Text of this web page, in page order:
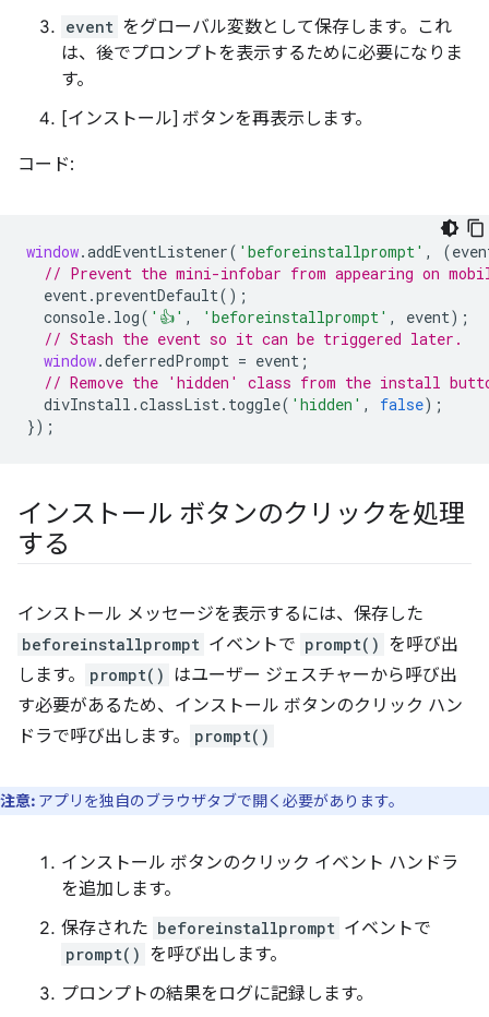
event をグローバル変数として保存します。これ
は、後でプロンプトを表示するために必要になりま
す。
[インストール] ボタンを再表示します。
コード:
window.addEventListener( 'beforeinstallprompt' , (
// Prevent the mini-infobar from appearing on
event.preventDefault();
console. log( '👍' , 'beforeinstallprompt' , event);
// Stash the event so it can be triggered later.
window.deferredPrompt = event ;
// Remove the 'hidden' class from the install
divInstall .classList. toggle( 'hidden' , false);
});
インストール ボタンのクリックを処理
する
インストール メッセージを表示するには、保存した
beforeinstallprompt イベントで prompt() を呼び出
します。
prompt() はユーザー ジェスチャーから呼び出
す必要があるため、インストール ボタンのクリック ハン
ドラで呼び出します。
prompt()
注意: アプリを独自のブラウザタブで開く必要があります。
インストール ボタンのクリック イベント ハンドラ
を追加します。
保存された beforeinstallprompt イベントで
prompt() を呼び出します。
プロンプトの結果をログに記録します。